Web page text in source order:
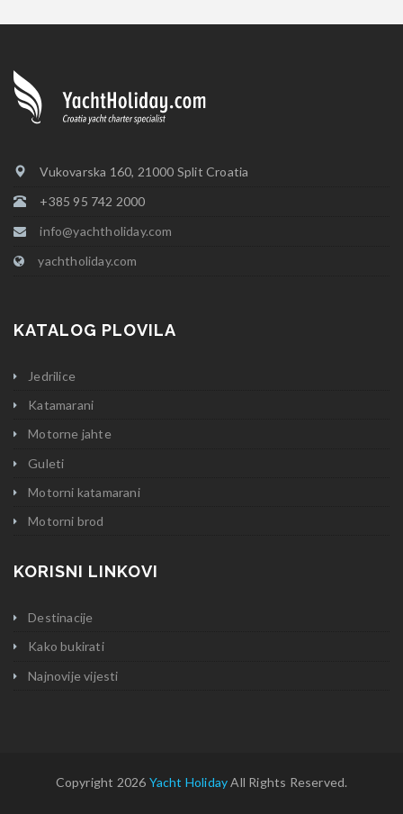
Vukovarska 160, 21000 Split Croatia
+385 95 742 2000
info@yachtholiday.com
yachtholiday.com
KATALOG PLOVILA
Jedrilice
Katamarani
Motorne jahte
Guleti
Motorni katamarani
Motorni brod
KORISNI LINKOVI
Destinacije
Kako bukirati
Najnovije vijesti
Copyright 2026 Yacht HolidayAll Rights Reserved.